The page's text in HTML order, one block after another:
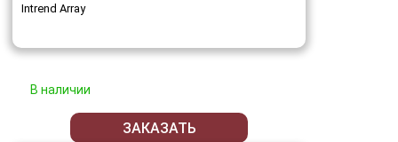
Intrend Array
В наличии
ЗАКАЗАТЬ